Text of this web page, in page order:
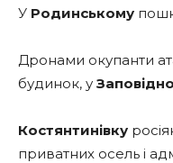
У Родинському
Дронами окупанти
будинок, у
Костянтинівку
приватних осель і